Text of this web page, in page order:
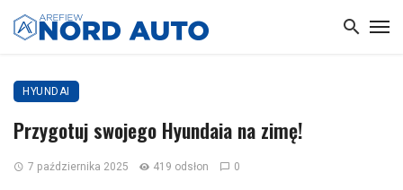
HYUNDAI
Przygotuj swojego Hyundaia na zimę!
7 października 2025 419 odsłon 0